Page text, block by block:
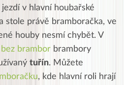
v hlavní houbařské
stole právě bramboračka, ve
houby nesmí chybět. V
brambor brambory
tuřín. Můžete
, kde hlavní roli hrají